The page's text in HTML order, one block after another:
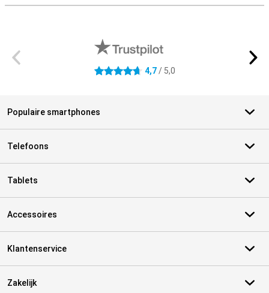
4.7 sterren 4,7/ 5,0
Populaire smartphones
Telefoons
Tablets
Accessoires
Klantenservice
Zakelijk